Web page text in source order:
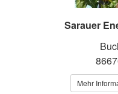
Sarauer
Mehr